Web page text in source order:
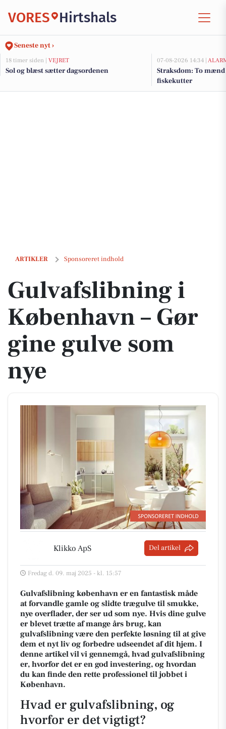
VORES Hirtshals
Seneste nyt ›
18 timer siden | VEJRET
Sol og blæst sætter dagsordenen
07-08-2026 14:34 |
Straksdom: To
fiskekutter
ARTIKLER Sponsoreret indhold
Gulvafslibning i København – Gør gine gulve som nye
Gulvafslibning i
København – Gør
gine gulve som
nye
Klikko ApS Del artikel
Fredag d. 09. maj 2025 - kl. 15:57
Gulvafslibning københavn er en fantastisk måde
at forvandle gamle og slidte trægulve til smukke,
nye overflader, der ser ud som nye. Hvis dine gulve
er blevet trætte af mange års brug, kan
gulvafslibning være den perfekte løsning til at give
dem et nyt liv og forbedre udseendet af dit hjem. I
denne artikel vil vi gennemgå, hvad gulvafslibning
er, hvorfor det er en god investering, og hvordan
du kan finde den rette professionel til jobbet i
København.
Hvad er gulvafslibning, og
hvorfor er det vigtigt?